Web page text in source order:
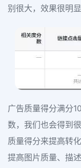
别很大，效果很明显
广告质量得分满分
数，我们也会得到
质量得分来提高转
提高图片质量、描